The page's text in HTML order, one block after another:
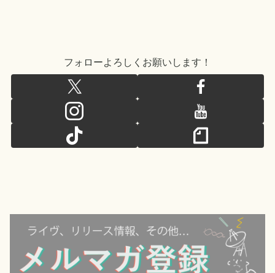
フォローよろしくお願いします！